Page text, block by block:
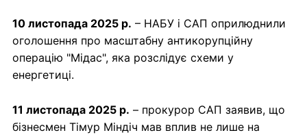
10 листопада 2025 р. – НАБУ і САП оприлюднили
оголошення про масштабну антикорупційну
операцію "Мідас", яка розслідує схеми у
енергетиці.
11 листопада 2025 р. – прокурор САП заявив, що
бізнесмен Тімур Міндіч мав вплив не лише на